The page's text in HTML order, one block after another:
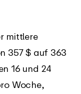
mittlere
357 $ auf 363
16 und 24
Woche,